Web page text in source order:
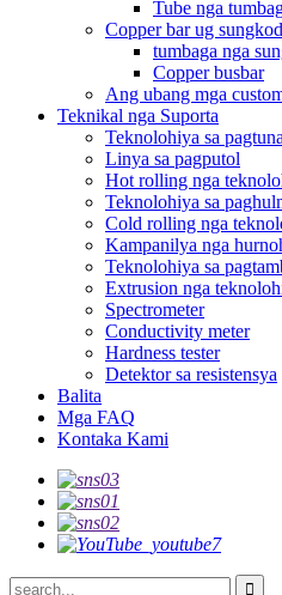
Tube nga
Copper bar ug sungkod
tumbaga nga
Copper busbar
Ang ubang mga
Teknikal nga Suporta
Teknolohiya sa
Linya sa pagputol
Hot rolling nga
Teknolohiya sa
Cold rolling nga
Kampanilya nga
Teknolohiya sa
Extrusion nga
Spectrometer
Conductivity meter
Hardness tester
Detektor sa resistensya
Balita
Mga FAQ
Kontaka Kami